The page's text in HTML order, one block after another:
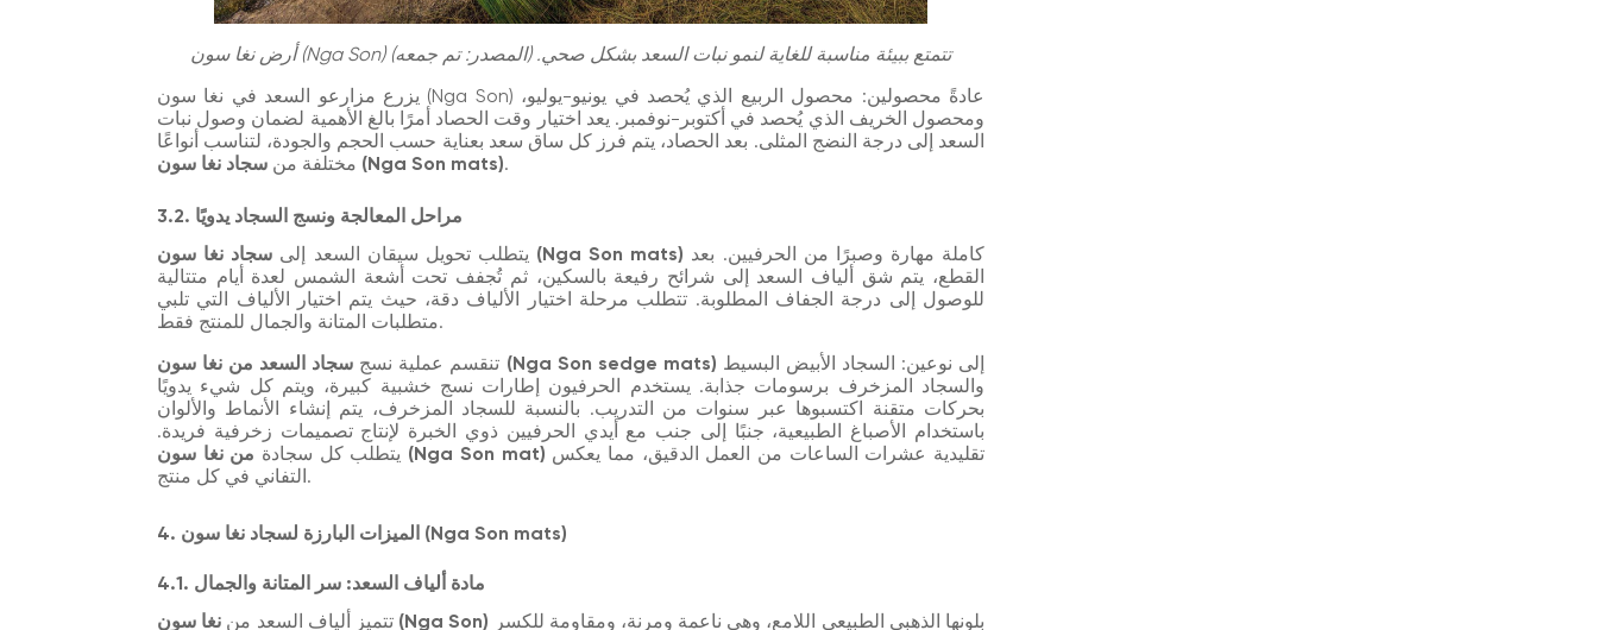
أرض نغا سون (Nga Son) تتمتع ببيئة مناسبة للغاية لنمو نبات السعد بشكل صحي. (المصدر: تم جمعه)
يزرع مزارعو السعد في نغا سون (Nga Son) عادةً محصولين: محصول الربيع الذي يُحصد في يونيو-يوليو،
ومحصول الخريف الذي يُحصد في أكتوبر-نوفمبر. يعد اختيار وقت الحصاد أمرًا بالغ الأهمية لضمان وصول نبات
السعد إلى درجة النضج المثلى. بعد الحصاد، يتم فرز كل ساق سعد بعناية حسب الحجم والجودة، لتناسب أنواعًا
مختلفة من سجاد نغا سون (Nga Son mats).
3.2. مراحل المعالجة ونسج السجاد يدويًا
يتطلب تحويل سيقان السعد إلى سجاد نغا سون (Nga Son mats)
القطع، يتم شق ألياف السعد إلى شرائح رفيعة بالسكين، ثم تُجفف تحت أشعة الشمس لعدة أيام متتالية
للوصول إلى درجة الجفاف المطلوبة. تتطلب مرحلة اختيار الألياف دقة، حيث يتم اختيار الألياف التي تلبي
متطلبات المتانة والجمال للمنتج فقط.
تنقسم عملية نسج سجاد السعد من نغا سون (Nga Son sedge mats)
والسجاد المزخرف برسومات جذابة. يستخدم الحرفيون إطارات نسج خشبية كبيرة، ويتم كل شيء يدويًا
بحركات متقنة اكتسبوها عبر سنوات من التدريب. بالنسبة للسجاد المزخرف، يتم إنشاء الأنماط والألوان
باستخدام الأصباغ الطبيعية، جنبًا إلى جنب مع أيدي الحرفيين ذوي الخبرة لإنتاج تصميمات زخرفية فريدة.
يتطلب كل سجادة من نغا سون (Nga Son mat)
التفاني في كل منتج.
4. الميزات البارزة لسجاد نغا سون (Nga Son mats)
4.1. مادة ألياف السعد: سر المتانة والجمال
تتميز ألياف السعد مننغا سون (Nga Son)